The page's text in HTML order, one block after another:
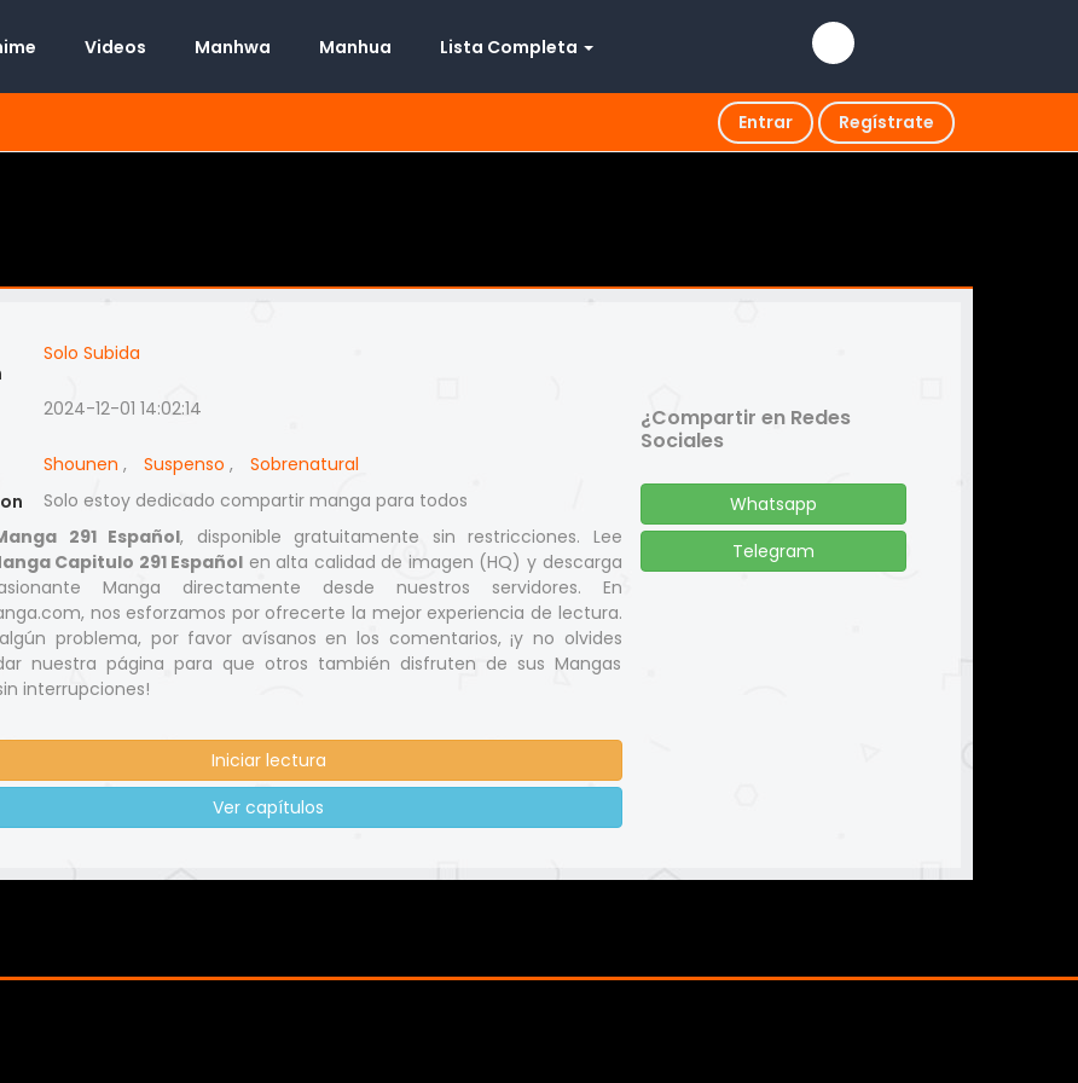
Videos Manhwa Manhua Lista Completa
Entrar Regístrate
Solo Subida
2024-12-01 14:02:14
Shounen , Suspenso ,
Sobrenatural
Solo estoy dedicado compartir manga para todos
291 Español, disponible gratuitamente sin restricciones. Lee
Capitulo 291 Español en alta calidad de imagen (HQ) y descarga
Manga directamente desde nuestros servidores. En
nos esforzamos por ofrecerte la mejor experiencia de lectura.
problema, por favor avísanos en los comentarios, ¡y no olvides
nuestra página para que otros también disfruten de sus Mangas
interrupciones!
Iniciar lectura
Ver capítulos
¿Compartir en Redes
Sociales
Whatsapp
Telegram